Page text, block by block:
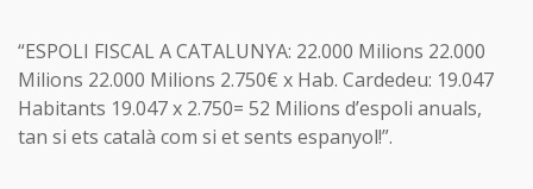
“ESPOLI FISCAL A CATALUNYA: 22.000 Milions 22.000
Milions 22.000 Milions 2.750€ x Hab. Cardedeu: 19.047
Habitants 19.047 x 2.750= 52 Milions d’espoli anuals,
tan si ets català com si et sents espanyol!”.